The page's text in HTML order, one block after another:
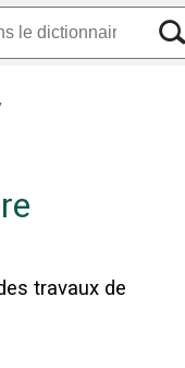
travaux de